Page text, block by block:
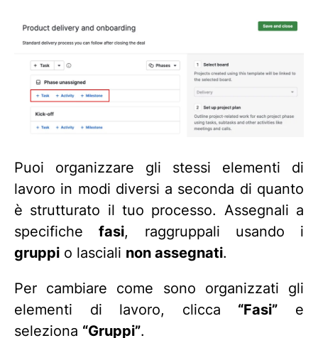
Puoi organizzare gli stessi elementi di
lavoro in modi diversi a seconda di quanto
è strutturato il tuo processo. Assegnali a
specifichefasi, raggruppali usando i
gruppi o lasciali non assegnati.
Per cambiare come sono organizzati gli
elementi di lavoro, clicca “Fasi” e
seleziona “Gruppi”.